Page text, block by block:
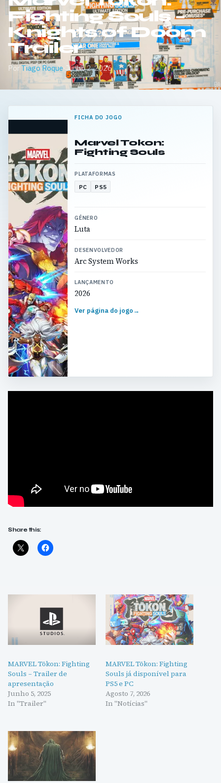
Fighting Souls –
Knights of Doom
Trailer
Por Tiago Roque·Junho 2, 2026
FICHA DO JOGO
Marvel Tokon:
Fighting Souls
PLATAFORMAS
PC PS5
GÉNERO
Luta
DESENVOLVEDOR
Arc System Works
LANÇAMENTO
2026
Ver página do jogo→
Share this:
MARVEL Tōkon: Fighting
Souls – Trailer de
apresentação
Junho 5, 2025
In "Trailer"
MARVEL Tōkon: Fighting
Souls já disponível para
PS5 e PC
Agosto 7, 2026
In "Notícias"